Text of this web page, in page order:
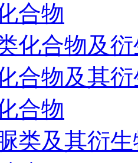
合物
化合物及
合物及其
合物
类及其衍